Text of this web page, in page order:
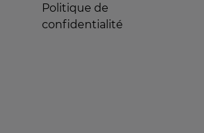
Politique de
confidentialité